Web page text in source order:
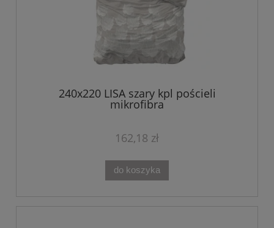
240x220 LISA szary kpl pościeli
mikrofibra
162,18 zł
do koszyka